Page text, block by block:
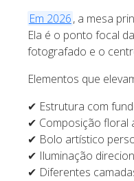
Em 2026, a mesa
Ela é o ponto focal
fotografado e o
Elementos que
✔ Estrutura com
✔ Composição floral
✔ Bolo artístico
✔ Iluminação
✔ Diferentes